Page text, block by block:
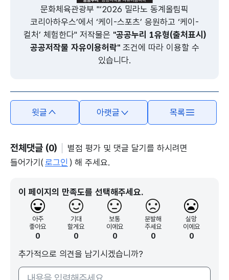
문화체육관광부 "‘2026 밀라노 동계올림픽
코리아하우스’에서 ‘케이-스포츠’ 응원하고 ‘케이-
컬처’ 체험한다" 저작물은 "공공누리 1유형(출처표시)
공공저작물 자유이용허락"조건에 따라 이용할 수
있습니다.
윗글 아랫글 목록
전체댓글 (0)
별점 평가 및 댓글 달기를 하시려면
들어가기( 로그인 ) 해 주세요.
이 페이지의 만족도를 선택해주세요.
아주
좋아요
0
기대
할게요
0
보통
이에요
0
분발해
주세요
0
실망
이에요
0
추가적으로 의견을 남기시겠습니까?